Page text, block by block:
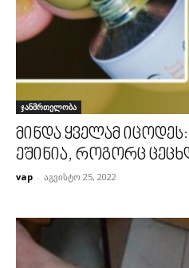
ჯანმრთელობა
მინდა ყველამ
ეშინია, როგორც
vap - აგვისტო 25, 2022